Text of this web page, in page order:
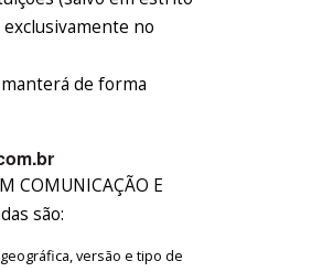
no
manterá de forma
COMUNICAÇÃO E
são:
versão e tipo de